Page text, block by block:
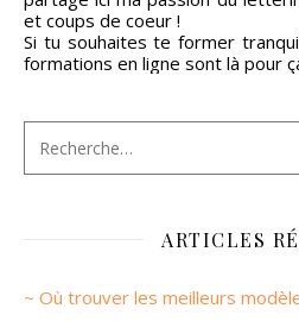
et coups de coeur !
Si tu souhaites te former
formations en ligne sont là pour
ARTICLES
~ Où trouver les meilleurs